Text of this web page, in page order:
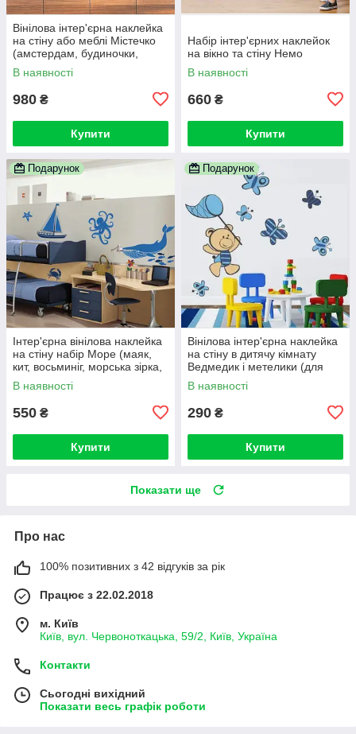
Вінілова інтер'єрна наклейка
на стіну або меблі Містечко
(амстердам, будиночки,
повітряні кулі, літак, хмари)
В наявності
980 ₴
Купити
Набір інтер'єрних наклейок
на вікно та стіну Немо
В наявності
660 ₴
Купити
Подарунок
Інтер'єрна вінілова наклейка
на стіну набір Море (маяк,
кит, восьминіг, морська зірка,
риби)
В наявності
550 ₴
Купити
Подарунок
Вінілова інтер'єрна наклейка
на стіну в дитячу кімнату
Ведмедик і метелики (для
дитячого садка, кімнати)
В наявності
290 ₴
Купити
Показати ще
Про нас
100% позитивних з 42 відгуків за рік
Працює з 22.02.2018
м. Київ
Київ, вул. Червоноткацька, 59/2, Київ, Україна
Контакти
Сьогодні вихідний
Показати весь графік роботи